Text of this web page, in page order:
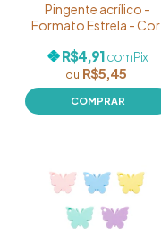
Pingente acrílico -
Formato Estrela - Cor:
Pacote com 05
unidades
R$5,45
R$4,91comPix